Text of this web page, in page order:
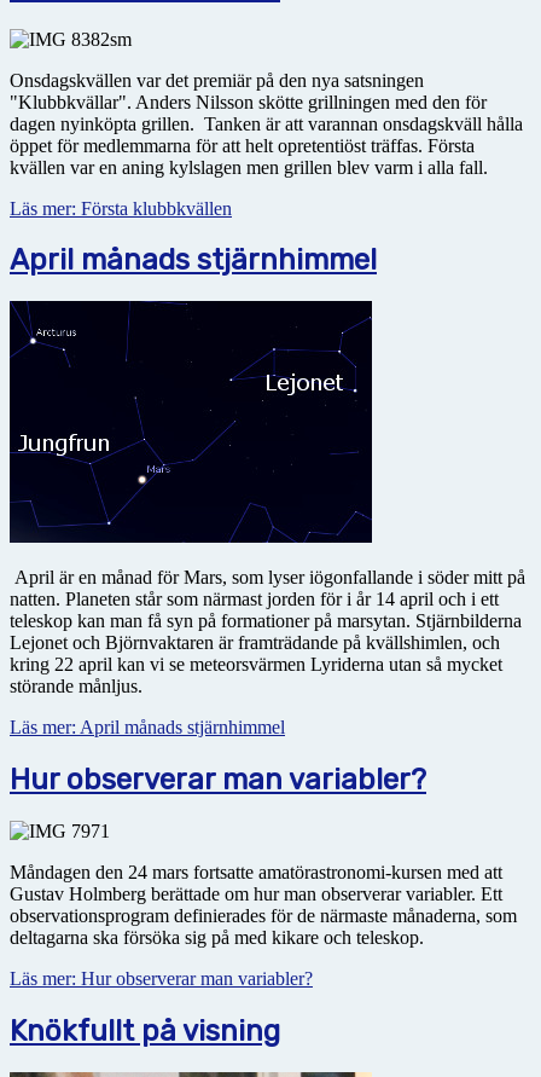
Onsdagskvällen var det premiär på den nya satsningen
"Klubbkvällar". Anders Nilsson skötte grillningen med den för
dagen nyinköpta grillen. Tanken är att varannan onsdagskväll hålla
öppet för medlemmarna för att helt opretentiöst träffas. Första
kvällen var en aning kylslagen men grillen blev varm i alla fall.
Läs mer: Första klubbkvällen
April månads stjärnhimmel
April är en månad för Mars, som lyser iögonfallande i söder mitt på
natten. Planeten står som närmast jorden för i år 14 april och i ett
teleskop kan man få syn på formationer på marsytan. Stjärnbilderna
Lejonet och Björnvaktaren är framträdande på kvällshimlen, och
kring 22 april kan vi se meteorsvärmen Lyriderna utan så mycket
störande månljus.
Läs mer: April månads stjärnhimmel
Hur observerar man variabler?
Måndagen den 24 mars fortsatte amatörastronomi-kursen med att
Gustav Holmberg berättade om hur man observerar variabler. Ett
observationsprogram definierades för de närmaste månaderna, som
deltagarna ska försöka sig på med kikare och teleskop.
Läs mer: Hur observerar man variabler?
Knökfullt på visning